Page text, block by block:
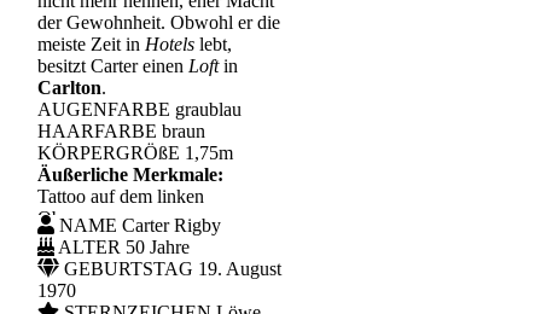
der Gewohnheit. Obwohl er die
meiste Zeit in Hotels lebt,
besitzt Carter einen Loftin
Carlton.
AUGENFARBE graublau
HAARFARBE braun
KÖRPERGRÖßE 1,75m
Äußerliche Merkmale:
Tattoo auf dem linken
Oberarm
NAME Carter Rigby
ALTER 50 Jahre
GEBURTSTAG 19. August
1970